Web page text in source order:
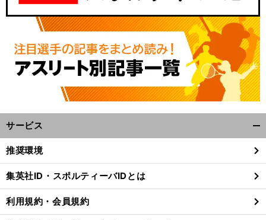
サービス
閉
る
推奨環境
集英社ID・スポルティーバIDとは
利用規約・会員規約